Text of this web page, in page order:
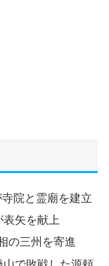
院と霊廟を建立
矢を献上
の三州を寄進